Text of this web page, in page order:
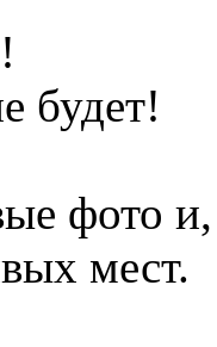
будет!
фото
мест.